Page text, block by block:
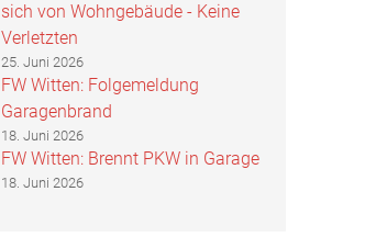
sich von Wohngebäude - Keine
Verletzten
25. Juni 2026
FW Witten: Folgemeldung
Garagenbrand
18. Juni 2026
FW Witten: Brennt PKW in Garage
18. Juni 2026